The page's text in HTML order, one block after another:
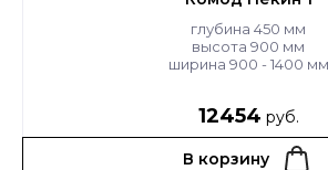
глубина 450 мм
высота 900 мм
ширина 900 - 1400 мм
12454 руб.
В корзину